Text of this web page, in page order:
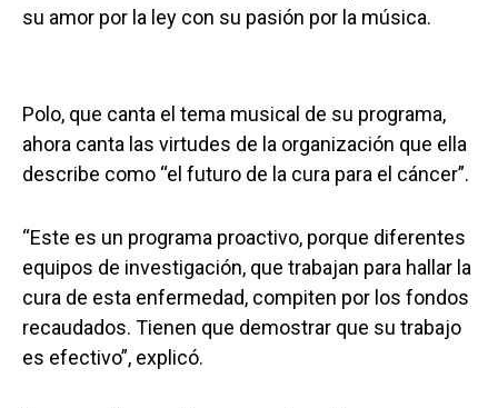
su amor por la ley con su pasión por la música.
Polo, que canta el tema musical de su programa,
ahora canta las virtudes de la organización que ella
describe como “el futuro de la cura para el cáncer”.
“Este es un programa proactivo, porque diferentes
equipos de investigación, que trabajan para hallar la
cura de esta enfermedad, compiten por los fondos
recaudados. Tienen que demostrar que su trabajo
es efectivo”, explicó.